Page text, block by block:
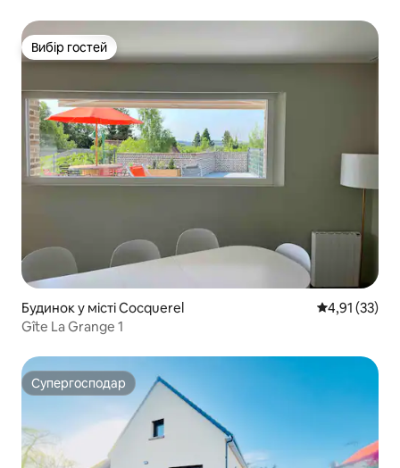
Вибір гостей
Вибір гостей
Будинок у місті Cocquerel Середня
4,91 (33)
Gîte La Grange 1
Супергосподар
Супергосподар